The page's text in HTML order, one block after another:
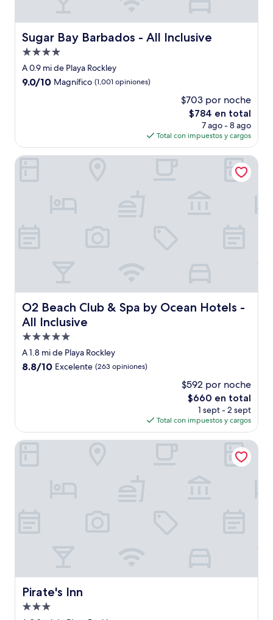
Sugar Bay Barbados - All Inclusive
Sugar Bay Barbados - All Inclusive
Propiedad
de
4.0
A 0.9 mi de Playa Rockley
9.0
9.0/10 Magnífico (1,001 opiniones)
$703 por noche
El
precio
actual
es
de
$784 en total
7 ago - 8 ago
Total con impuestos y cargos
O2 Beach Club & Spa by Ocean Hotels -
All Inclusive
O2 Beach Club & Spa by Ocean Hotels - All Inclusive
Propiedad
de
5.0
A 1.8 mi de Playa Rockley
8.8
8.8/10 Excelente (263 opiniones)
$592 por noche
El
precio
actual
es
de
$660 en total
1 sept - 2 sept
Total con impuestos y cargos
O2 Beach Club & Spa by Ocean Hotels - All Inclusive
Pirate's Inn
Pirate's Inn
Propiedad
Pirate's Inn